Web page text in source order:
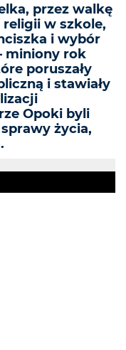
przez walkę
w szkole,
i wybór
miniony rok
poruszały
i stawiały
Opoki byli
życia,